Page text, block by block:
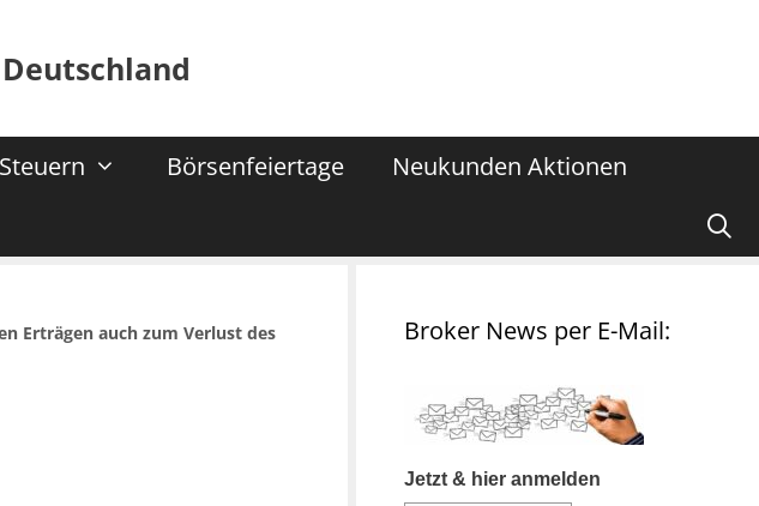
Steuern Börsenfeiertage
Neukunden Aktionen
Erträgen auch zum Verlust des
Broker News per E-Mail:
Jetzt & hier anmelden